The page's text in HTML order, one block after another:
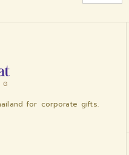
for corporate gifts.